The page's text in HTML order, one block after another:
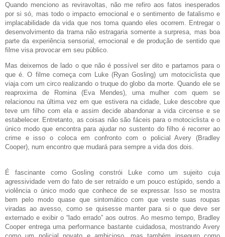
Quando menciono as reviravoltas, não me refiro aos fatos inesperados
por si só, mas todo o impacto emocional e o sentimento de fatalismo e
implacabilidade da vida que nos toma quando eles ocorrem. Entregar o
desenvolvimento da trama não estragaria somente a surpresa, mas boa
parte da experiência sensorial, emocional e de produção de sentido que
filme visa provocar em seu público.
Mas deixemos de lado o que não é possível ser dito e partamos para o
que é. O filme começa com Luke (Ryan Gosling) um motociclista que
viaja com um circo realizando o truque do globo da morte. Quando ele se
reaproxima de Romina (Eva Mendes), uma mulher com quem se
relacionou na última vez em que estivera na cidade, Luke descobre que
teve um filho com ela e assim decide abandonar a vida circense e se
estabelecer. Entretanto, as coisas não são fáceis para o motociclista e o
único modo que encontra para ajudar no sustento do filho é recorrer ao
crime e isso o coloca em confronto com o policial Avery (Bradley
Cooper), num encontro que mudará para sempre a vida dos dois.
É fascinante como Gosling constrói Luke como um sujeito cuja
agressividade vem do fato de ser retraído e um pouco estúpido, sendo a
violência o único modo que conhece de se expressar. Isso se mostra
bem pelo modo quase que sintomático com que veste suas roupas
viradas ao avesso, como se quisesse manter para si o que deve ser
externado e exibir o “lado errado” aos outros. Ao mesmo tempo, Bradley
Cooper entrega uma performance bastante cuidadosa, mostrando Avery